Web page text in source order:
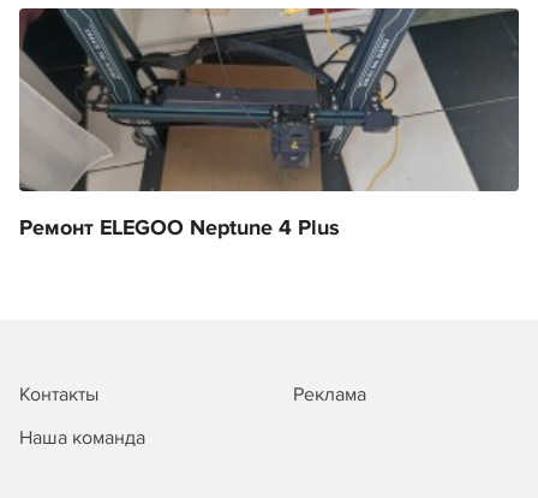
Ремонт ELEGOO Neptune 4 Plus
Контакты
Реклама
Наша команда